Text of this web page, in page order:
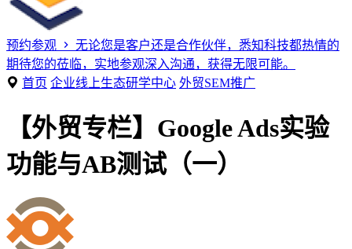
预约参观
无论您是客户还是合作伙伴，悉知科技都热情的
期待您的莅临，实地参观深入沟通，获得无限可能。
首页 企业线上生态研学中心 外贸SEM推广
【外贸专栏】Google Ads实验
功能与AB测试（一）